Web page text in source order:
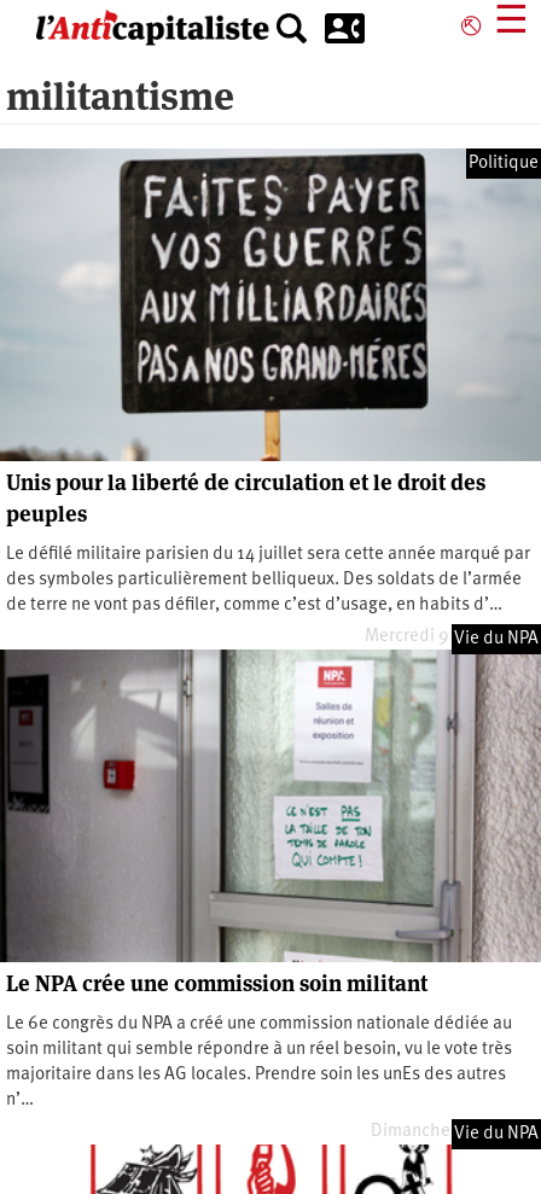
principal
⎋ ☰
militantisme
Politique
Unis pour la liberté de circulation et le droit des
peuples
Le défilé militaire parisien du 14 juillet sera cette année marqué par
des symboles particulièrement belliqueux. Des soldats de l’armée
de terre ne vont pas défiler, comme c’est d’usage, en habits d’…
Mercredi 9 juillet 2025
Vie du NPA
Le NPA crée une commission soin militant
Le 6e congrès du NPA a créé une commission nationale dédiée au
soin militant qui semble répondre à un réel besoin, vu le vote très
majoritaire dans les AG locales. Prendre soin les unEs des autres
n’…
Dimanche 8 juin 2025
Vie du NPA